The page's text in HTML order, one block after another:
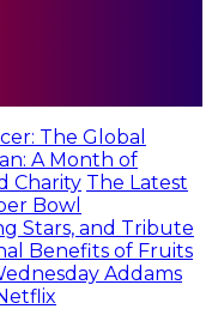
The Global
A Month of
Charity The Latest
Bowl
Stars, and Tribute
Benefits of Fruits
Addams